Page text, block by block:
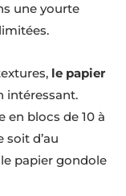
une yourte
le papier
intéressant.
en blocs de 10 à
soit d’au
papier gondole